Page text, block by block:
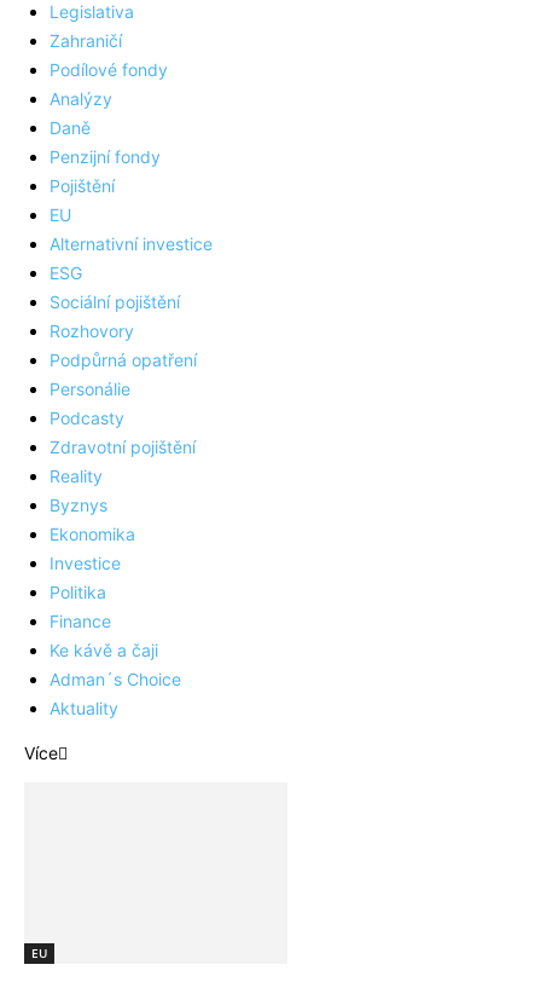
Legislativa
Zahraničí
Podílové fondy
Analýzy
Daně
Penzijní fondy
Pojištění
EU
Alternativní investice
ESG
Sociální pojištění
Rozhovory
Podpůrná opatření
Personálie
Podcasty
Zdravotní pojištění
Reality
Byznys
Ekonomika
Investice
Politika
Finance
Ke kávě a čaji
Adman´s Choice
Aktuality
Více
EU